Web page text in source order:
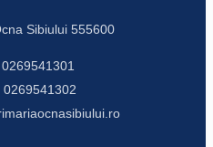
Sibiului 555600
0269541302